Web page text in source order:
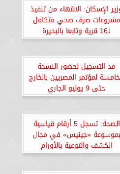
الإسكان: الانتهاء من تنفيذ
مشروعات صرف صحي متكامل
لـ16 قرية وتابعا بالبحيرة
مد التسجيل لحضور النسخة
لمؤتمر المصريين بالخارج
حتى 9 يوليو الجاري
الصحة: تسجل 5 أرقام قياسية
بموسوعة «جينيس» في مجال
الكشف والتوعية بالأورام
السرطانية